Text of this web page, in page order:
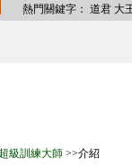
熱門關鍵字： 道君 大
超級訓練大師 >>介紹